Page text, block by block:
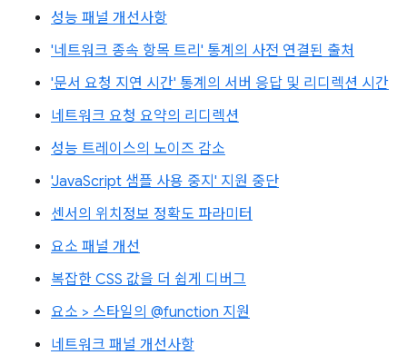
성능 패널 개선사항
'네트워크 종속 항목 트리' 통계의 사전 연결된 출처
'문서 요청 지연 시간' 통계의 서버 응답 및 리디렉션 시간
네트워크 요청 요약의 리디렉션
성능 트레이스의 노이즈 감소
'JavaScript 샘플 사용 중지' 지원 중단
센서의 위치정보 정확도 파라미터
요소 패널 개선
복잡한 CSS 값을 더 쉽게 디버그
요소 > 스타일의 @function 지원
네트워크 패널 개선사항